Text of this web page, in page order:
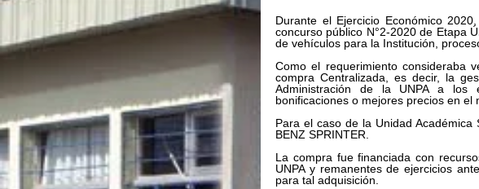
Durante el Ejercicio Económico
concurso público N°2-2020 de Etapa
de vehículos para la Institución,
Como el requerimiento consideraba
compra Centralizada, es decir, la
Administración de la UNPA a los
bonificaciones o mejores precios en el
Para el caso de la Unidad
BENZ SPRINTER.
La compra fue financiada con
UNPA y remanentes de ejercicios
para tal adquisición.